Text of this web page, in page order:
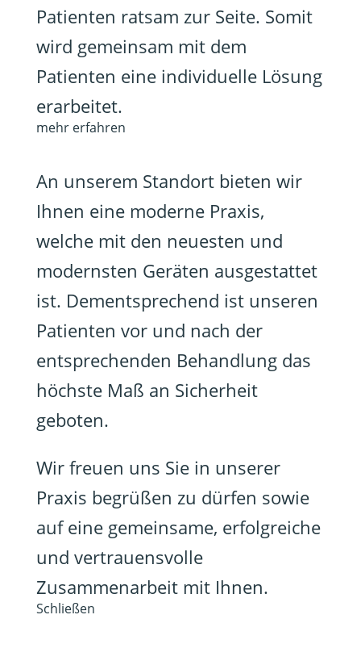
Patienten ratsam zur Seite. Somit
wird gemeinsam mit dem
Patienten eine individuelle Lösung
erarbeitet.
mehr erfahren
An unserem Standort bieten wir
Ihnen eine moderne Praxis,
welche mit den neuesten und
modernsten Geräten ausgestattet
ist. Dementsprechend ist unseren
Patienten vor und nach der
entsprechenden Behandlung das
höchste Maß an Sicherheit
geboten.
Wir freuen uns Sie in unserer
Praxis begrüßen zu dürfen sowie
auf eine gemeinsame, erfolgreiche
und vertrauensvolle
Zusammenarbeit mit Ihnen.
Schließen